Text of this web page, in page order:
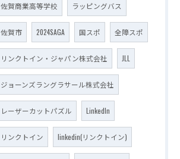
佐賀商業高等学校 ラッピングバス
佐賀市 2024SAGA 国スポ 全障スポ
リンクトイン・ジャパン株式会社 JLL
ジョーンズラングラサール株式会社
レーザーカットパズル LinkedIn
リンクトイン linkedin(リンクトイン)